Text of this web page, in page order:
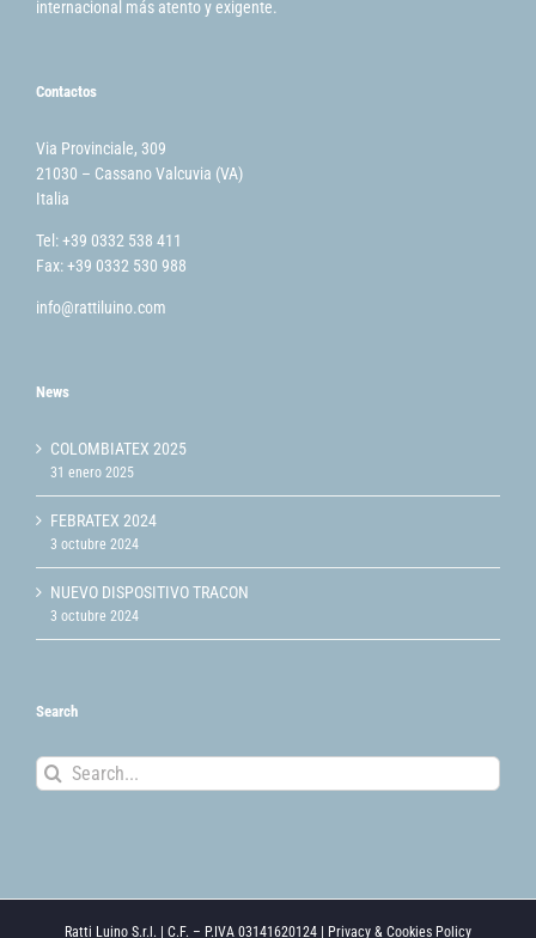
internacional más atento y exigente.
Contactos
Via Provinciale, 309
21030 – Cassano Valcuvia (VA)
Italia
Tel: +39 0332 538 411
Fax: +39 0332 530 988
info@rattiluino.com
News
COLOMBIATEX 2025
31 enero 2025
FEBRATEX 2024
3 octubre 2024
NUEVO DISPOSITIVO TRACON
3 octubre 2024
Search
Search
for:
Ratti Luino S.r.l. | C.F. – P.IVA 03141620124 | Privacy & Cookies Policy